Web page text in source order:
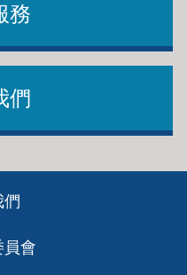
務
們
們
員會